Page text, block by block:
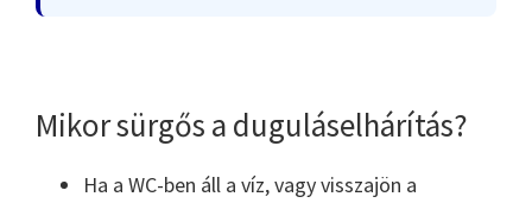
Mikor sürgős a duguláselhárítás?
Ha a WC-ben áll a víz, vagy visszajön a